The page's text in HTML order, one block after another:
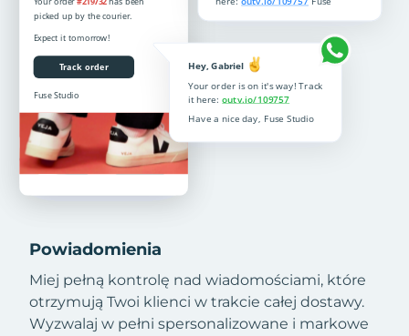
Powiadomienia
Miej pełną kontrolę nad wiadomościami, które
otrzymują Twoi klienci w trakcie całej dostawy.
Wyzwalaj w pełni spersonalizowane i markowe